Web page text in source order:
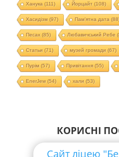
Ханука (111) Йорцайт (108)
Хасидізм (97) Пам'ятна дата
Песах(85) Любавичський Ребе
Статьи (71) музей громади (67)
Пурім (57) Привітання(55)
EnerJew(54) хали (53)
КОРИСНІ
Сайт ліцею